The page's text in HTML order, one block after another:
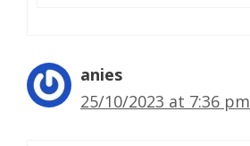
anies
25/10/2023 at 7:36 pm